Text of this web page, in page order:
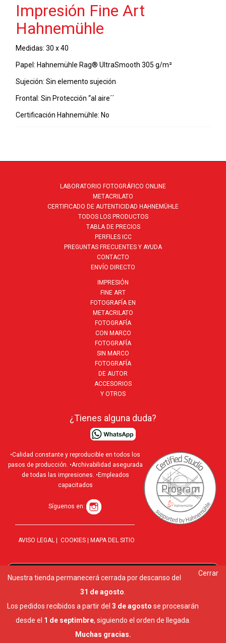
02-
cantidad
Impresión Fine Art
Hahnemühle
Medidas: 30 x 40
Papel: Hahnemühle Rag® UltraSmooth 305 g/m²
Sujeción: Sin elemento sujeción
Frontal: Sin Protección “al aire´´
Certificación Hahnemühle: No
LABORATORIO FOTOGRÁFICO ONLINE
METACRILATO
CERTIFICADO DE AUTENTICIDAD HAHNEMÜHLE
TODOS LOS PRODUCTOS
TABLA DE PRECIOS
PERFILES ICC
PREGUNTAS FRECUENTES Y AYUDA
CONTACTO
ENVÍO DIRECTO
IMPRESIÓN
FINE ART
FOTOGRAFÍA EN
METACRILATO
FOTOGRAFÍA
CON MARCO
FOTOGRAFÍA
SIN MARCO
FOTOGRAFÍA
DE AUTOR
ACCESORIOS
Y OTROS
¿Tienes alguna duda?
•Calidad constante y reproducible en todos los
pasos de producción. •Archivabilidad asegurada
de todas las impresiones. •Empleados
capacitados
Síguenos en:
AVISO LEGAL | COOKIES | MAPA DEL SITIO
Cerrar
Nuestra tienda permanecerá cerrada por descanso del
31 de agosto
Los pedidos recibidos a partir del 3 de agosto se procesarán
desde el 1 de septimbre, siguiendo el orden de llegada.
Muchas gracias.
Utilizamos cookies para ofrecerte la mejor experiencia en
Puedes aprender más sobre qué cookies utilizamos o
desactivarlas en los ajustes.
Aceptar Ajustes Cerrar el banner de cookies RGPD